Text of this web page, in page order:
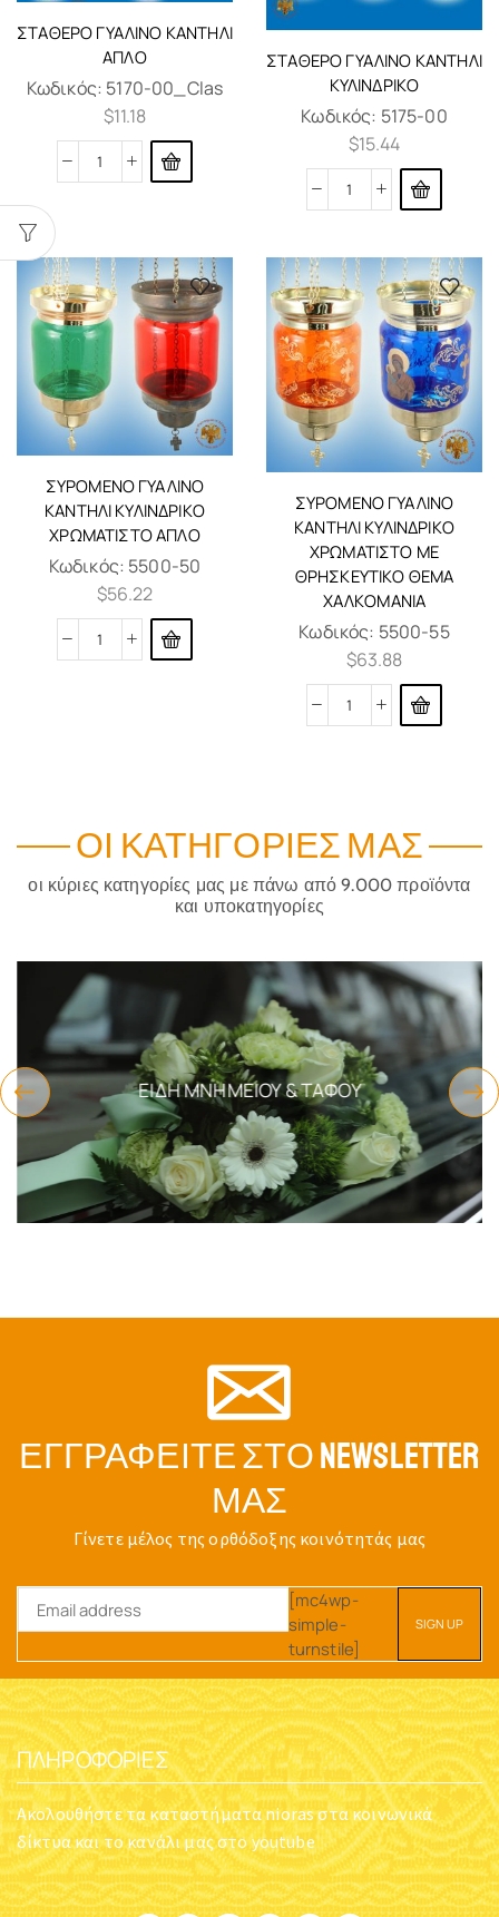
ΣΤΑΘΕΡΌ ΓΥΆΛΙΝΟ ΚΑΝΤΉΛΙ
ΑΠΛΌ
Κωδικός: 5170-00_Clas
$11.18
ΣΤΑΘΕΡΌ ΓΥΆΛΙΝΟ ΚΑΝΤΉΛΙ
ΚΥΛΙΝΔΡΙΚΌ
Κωδικός: 5175-00
$15.44
ΣΥΡΌΜΕΝΟ ΓΥΆΛΙΝΟ
ΚΑΝΤΉΛΙ ΚΥΛΙΝΔΡΙΚΌ
ΧΡΩΜΑΤΙΣΤΌ ΑΠΛΌ
Κωδικός: 5500-50
$56.22
ΣΥΡΌΜΕΝΟ ΓΥΆΛΙΝΟ
ΚΑΝΤΉΛΙ ΚΥΛΙΝΔΡΙΚΌ
ΧΡΩΜΑΤΙΣΤΌ ΜΕ
ΘΡΗΣΚΕΥΤΙΚΌ ΘΈΜΑ
ΧΑΛΚΟΜΑΝΙΆ
Κωδικός: 5500-55
$63.88
ΟΙ ΚΑΤΗΓΟΡΊΕΣ ΜΑΣ
οι κύριες κατηγορίες μας με πάνω από 9.000 προϊόντα
και υποκατηγορίες
ΕΊΔΗ ΜΝΗΜΕΊΟΥ & ΤΆΦΟΥ
ΕΓΓΡΑΦΕΊΤΕ ΣΤΟ NEWSLETTER
ΜΑΣ
Γίνετε μέλος της ορθόδοξης κοινότητάς μας
[mc4wp-
simple-
turnstile]
ΠΛΗΡΟΦΟΡΊΕΣ
Ακολουθήστε τα καταστήματα nioras στα κοινωνικά
δίκτυα και το κανάλι μας στο youtube